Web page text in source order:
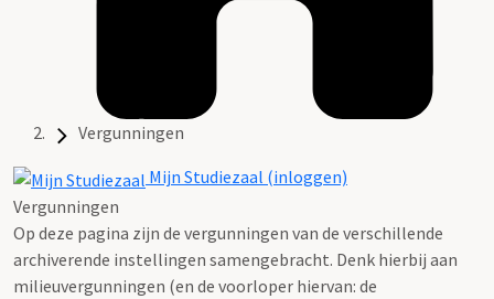
Vergunningen
Mijn Studiezaal (inloggen)
Vergunningen
Op deze pagina zijn de vergunningen van de verschillende
archiverende instellingen samengebracht. Denk hierbij aan
milieuvergunningen (en de voorloper hiervan: de